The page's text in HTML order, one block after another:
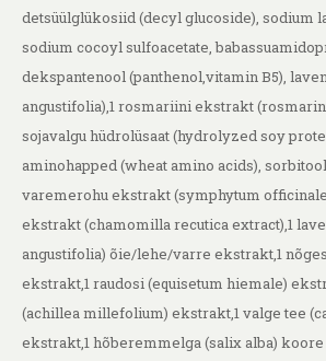
detsüülglükosiid (decyl glucoside), sodium
sodium cocoyl sulfoacetate,
dekspantenool (panthenol,vitamin B5),
angustifolia),1 rosmariini ekstrakt
sojavalgu hüdrolüsaat (hydrolyzed soy
aminohapped (wheat amino acids),
varemerohu ekstrakt (symphytum
ekstrakt (chamomilla recutica extract),1
angustifolia) õie/lehe/varre ekstrakt,1
ekstrakt,1 raudosi (equisetum hiemale)
(achillea millefolium) ekstrakt,1 valge tee
ekstrakt,1 hõberemmelga (salix alba)